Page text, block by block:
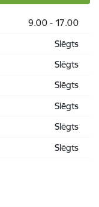
9.00 - 17.00
Slēgts
Slēgts
Slēgts
Slēgts
Slēgts
Slēgts